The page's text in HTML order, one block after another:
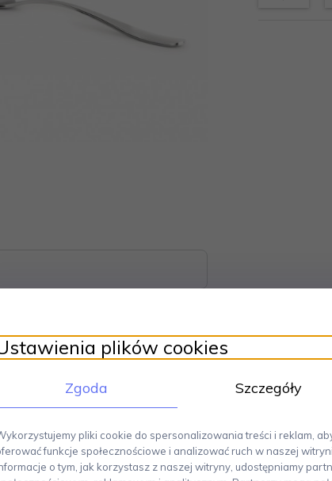
Został
Mirri dla Alessi stworzyła puchar o niepowtarzalnej formie,
w nim podać nie tylko lody, ale również pyszne desery. W
atmosfery. Wykonanie pucharka to połączenie wysokiej jakości
wysokość 15 cm oraz średnicę 12 cm, co sprawia, że jest to
plików cookies
Zgoda Szczegóły
pliki cookie do spersonalizowania treści i reklam,
funkcje społecznościowe i analizować ruch w naszej
o tym, jak korzystasz z naszej witryny, udostępniamy